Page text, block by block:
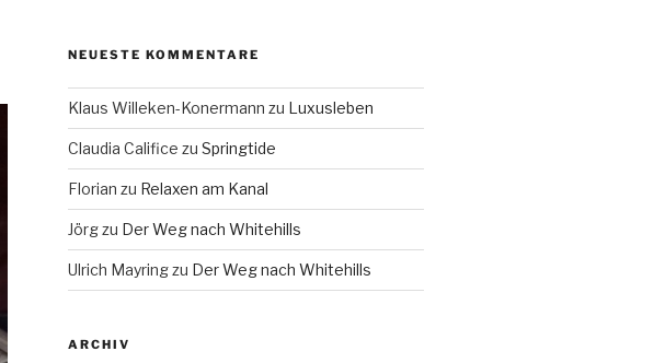
NEUESTE KOMMENTARE
Klaus Willeken-Konermann zu Luxusleben
Claudia Califice zu Springtide
Florian zu Relaxen am Kanal
Jörgzu Der Weg nach Whitehills
Ulrich Mayringzu Der Weg nach Whitehills
ARCHIV